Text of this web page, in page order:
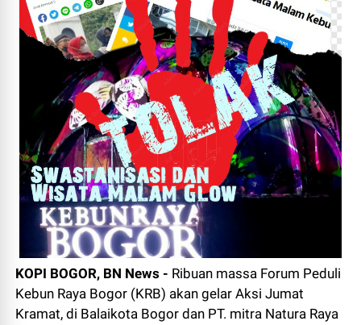
KOPI BOGOR, BN News - Ribuan massa Forum Peduli
Kebun Raya Bogor (KRB) akan gelar Aksi Jumat
Kramat, di Balaikota Bogor dan PT. mitra Natura Raya